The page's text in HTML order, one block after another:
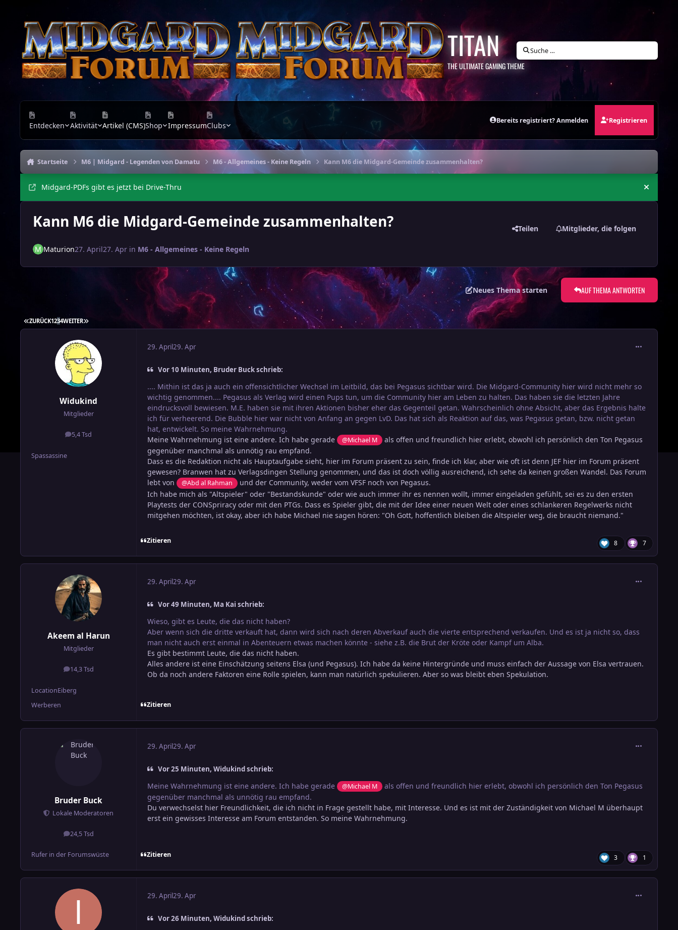
TITAN
THE ULTIMATE GAMING THEME
Suche …
Entdecken Aktivität Artikel (CMS)Shop ImpressumClubs
Bereits registriert? Anmelden Registrieren
Startseite M6 | Midgard - Legenden von Damatu M6 - Allgemeines - Keine Regeln Kann M6 die Midgard-Gemeinde zusammenhalten?
Midgard-PDFs gibt es jetzt bei Drive-Thru
Kann M6 die Midgard-Gemeinde zusammenhalten? Teilen Mitglieder, die folgen
Maturion27. April27. Aprin M6 - Allgemeines - Keine Regeln
Neues Thema starten AUF THEMA ANTWORTEN
ERSTE SEITE
ZURÜCK1234WEITER LETZTE SEITE
Widukind
Mitglieder
5,4 Tsd
Beiträge
Spassassine
29. April29. Apr
Vor 10 Minuten, Bruder Buck schrieb:
.... Mithin ist das ja auch ein offensichtlicher Wechsel im Leitbild, das bei Pegasus sichtbar wird. Die Midgard-Community hier wird nicht mehr so
wichtig genommen.... Pegasus als Verlag wird einen Pups tun, um die Community hier am Leben zu halten. Das haben sie die letzten Jahre
eindrucksvoll bewiesen. M.E. haben sie mit ihren Aktionen bisher eher das Gegenteil getan. Wahrscheinlich ohne Absicht, aber das Ergebnis halte
ich für verheerend. Die Bubble hier war nicht von Anfang an gegen LvD. Das hat sich als Reaktion auf das, was Pegasus getan, bzw. nicht getan
hat, entwickelt. So meine Wahrnehmung.
Meine Wahrnehmung ist eine andere. Ich habe gerade
@Michael M
als offen und freundlich hier erlebt, obwohl ich persönlich den Ton Pegasus
gegenüber manchmal als unnötig rau empfand.
Dass es die Redaktion nicht als Hauptaufgabe sieht, hier im Forum präsent zu sein, finde ich klar, aber wie oft ist denn JEF hier im Forum präsent
gewesen? Branwen hat zu Verlagsdingen Stellung genommen, und das ist doch völlig ausreichend, ich sehe da keinen großen Wandel. Das Forum
lebt von
@Abd al Rahman
und der Community, weder vom VFSF noch von Pegasus.
Ich habe mich als "Altspieler" oder "Bestandskunde" oder wie auch immer ihr es nennen wollt, immer eingeladen gefühlt, sei es zu den ersten
Playtests der CONSpriracy oder mit den PTGs. Dass es Spieler gibt, die mit der Idee einer neuen Welt oder eines schlankeren Regelwerks nicht
mitgehen möchten, ist okay, aber ich habe Michael nie sagen hören: "Oh Gott, hoffentlich bleiben die Altspieler weg, die braucht niemand."
Zitieren 8 7
Akeem al Harun
Mitglieder
14,3 Tsd
Beiträge
LocationEiberg
Werberen
29. April29. Apr
Vor 49 Minuten, Ma Kai schrieb:
Wieso, gibt es Leute, die das nicht haben?
Aber wenn sich die dritte verkauft hat, dann wird sich nach deren Abverkauf auch die vierte entsprechend verkaufen. Und es ist ja nicht so, dass
man nicht auch erst einmal in Abenteuern etwas machen könnte - siehe z.B. die Brut der Kröte oder Kampf um Alba.
Es gibt bestimmt Leute, die das nicht haben.
Alles andere ist eine Einschätzung seitens Elsa (und Pegasus). Ich habe da keine Hintergründe und muss einfach der Aussage von Elsa vertrauen.
Ob da noch andere Faktoren eine Rolle spielen, kann man natürlich spekulieren. Aber so was bleibt eben Spekulation.
Zitieren
Bruder Buck
Lokale Moderatoren
24,5 Tsd
Beiträge
Rufer in der Forumswüste
29. April29. Apr
Vor 25 Minuten, Widukind schrieb:
Meine Wahrnehmung ist eine andere. Ich habe gerade @Michael M
als offen und freundlich hier erlebt, obwohl ich persönlich den Ton Pegasus
gegenüber manchmal als unnötig rau empfand.
Du verwechselst hier Freundlichkeit, die ich nicht in Frage gestellt habe, mit Interesse. Und es ist mit der Zuständigkeit von Michael M überhaupt
erst ein gewisses Interesse am Forum entstanden. So meine Wahrnehmung.
Zitieren 3 1
29. April29. Apr
Vor 26 Minuten, Widukind schrieb: